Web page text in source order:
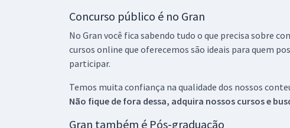
Concurso público é no Gran
No Gran você fica sabendo tudo o que precisa sobre
cursos online que oferecemos são ideais para quem
participar.
Temos muita confiança na qualidade dos nossos
Não fique de fora dessa, adquira nossos cursos e
Gran também é Pós-graduação